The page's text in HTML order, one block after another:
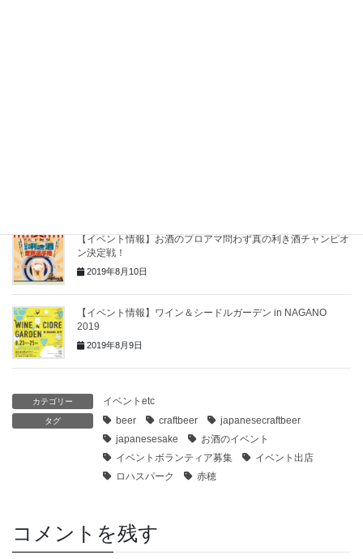
【イベント情報】お酒のプロアマ問わず真の利き酒チャンピオ
ン決定戦！
2019年8月10日
【イベント情報】ワイン＆シードルガーデン in NAGANO
2019
2019年8月9日
カテゴリー イベントetc
タグ beer craftbeer
japanesecraftbeer
japanesesake
お酒のイベント
イベントボランティア募集
イベント出店
ロハスパーク
赤穂
コメントを残す